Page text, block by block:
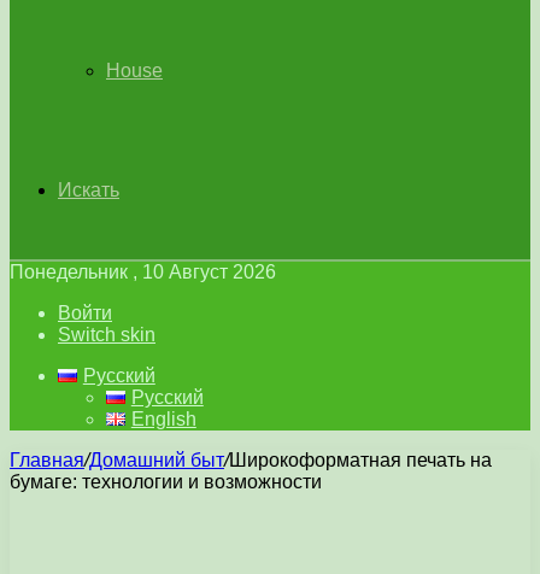
House
Искать
Понедельник , 10 Август 2026
Войти
Switch skin
Русский
Русский
English
Главная/Домашний быт/Широкоформатная печать на
бумаге: технологии и возможности